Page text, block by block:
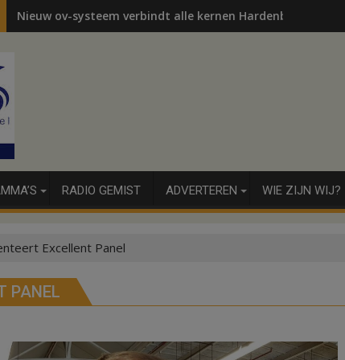
Nieuw ov-systeem verbindt alle kernen Hardenberg
RADIO GEMIST ADVERTEREN WIE ZIJN WIJ?
Excellent Panel
PANEL